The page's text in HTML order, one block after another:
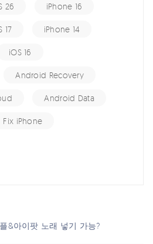
26 iPhone 16
17 iPhone 14
iOS 16
Android Recovery
Android Data
Fix iPhone
&아이팟 노래 넣기 가능?